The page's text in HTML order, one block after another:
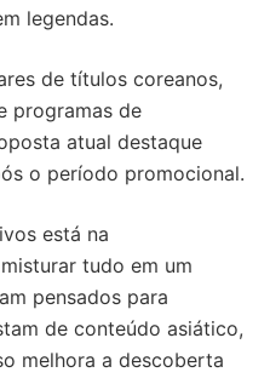
legendas.
de títulos coreanos,
programas de
atual destaque
o período promocional.
está na
tudo em um
pensados para
de conteúdo asiático,
melhora a descoberta